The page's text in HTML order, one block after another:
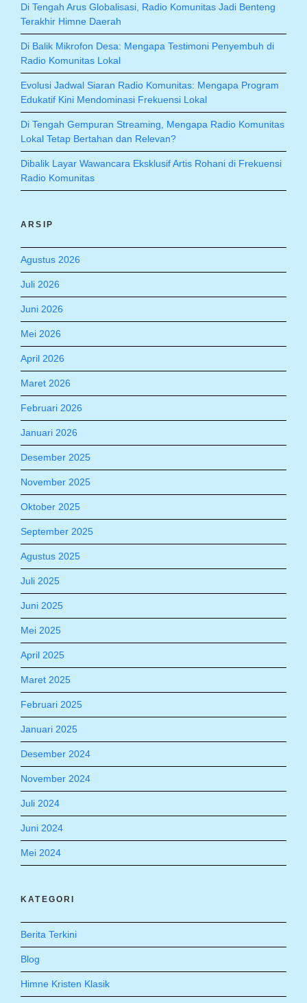
Di Tengah Arus Globalisasi, Radio Komunitas Jadi Benteng
Terakhir Himne Daerah
Di Balik Mikrofon Desa: Mengapa Testimoni Penyembuh di
Radio Komunitas Lokal
Evolusi Jadwal Siaran Radio Komunitas: Mengapa Program
Edukatif Kini Mendominasi Frekuensi Lokal
Di Tengah Gempuran Streaming, Mengapa Radio Komunitas
Lokal Tetap Bertahan dan Relevan?
Dibalik Layar Wawancara Eksklusif Artis Rohani di Frekuensi
Radio Komunitas
ARSIP
Agustus 2026
Juli 2026
Juni 2026
Mei 2026
April 2026
Maret 2026
Februari 2026
Januari 2026
Desember 2025
November 2025
Oktober 2025
September 2025
Agustus 2025
Juli 2025
Juni 2025
Mei 2025
April 2025
Maret 2025
Februari 2025
Januari 2025
Desember 2024
November 2024
Juli 2024
Juni 2024
Mei 2024
KATEGORI
Berita Terkini
Blog
Himne Kristen Klasik